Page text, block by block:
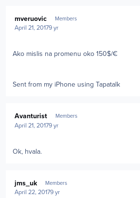
mveruovic Members
April 21, 20179 yr
Ako mislis na promenu oko 150$/€
Sent from my iPhone using Tapatalk
Avanturist Members
April 21, 20179 yr
Ok, hvala.
jms_uk Members
April 22, 20179 yr